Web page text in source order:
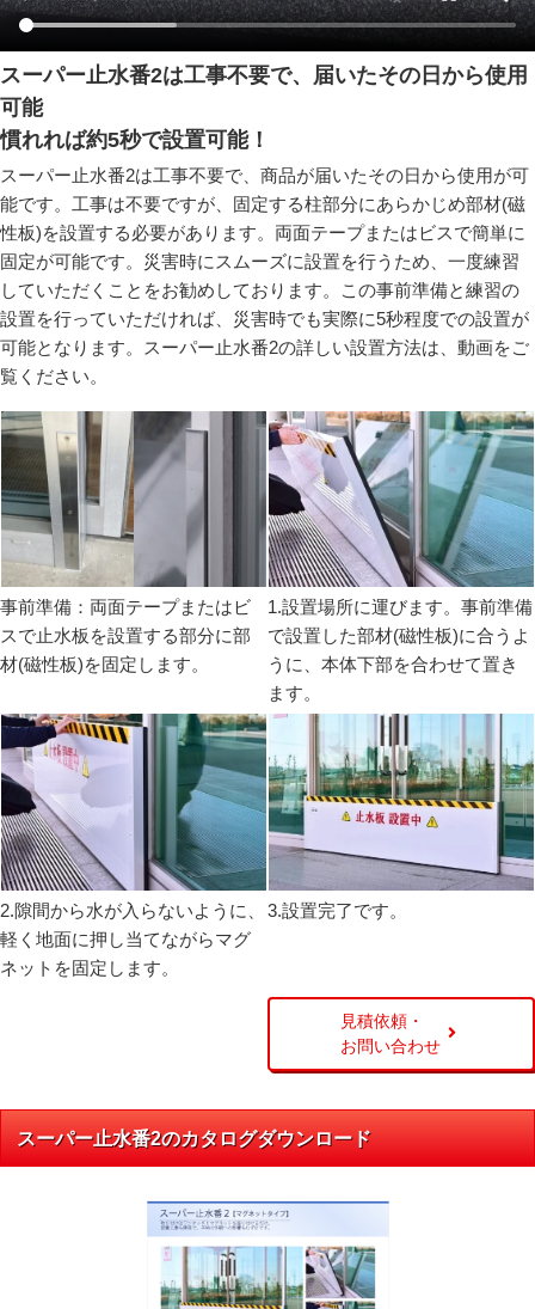
スーパー止水番2は工事不要で、届いたその日から使用
可能
慣れれば約5秒で設置可能！
スーパー止水番2は工事不要で、商品が届いたその日から使用が可
能です。工事は不要ですが、固定する柱部分にあらかじめ部材(磁
性板)を設置する必要があります。両面テープまたはビスで簡単に
固定が可能です。災害時にスムーズに設置を行うため、一度練習
していただくことをお勧めしております。この事前準備と練習の
設置を行っていただければ、災害時でも実際に5秒程度での設置が
可能となります。スーパー止水番2の詳しい設置方法は、動画をご
覧ください。
事前準備：両面テープまたはビ
スで止水板を設置する部分に部
材(磁性板)を固定します。
1.設置場所に運びます。事前準備
で設置した部材(磁性板)に合うよ
うに、本体下部を合わせて置き
ます。
2.隙間から水が入らないように、
軽く地面に押し当てながらマグ
ネットを固定します。
3.設置完了です。
見積依頼・
お問い合わせ
スーパー止水番2のカタログダウンロード